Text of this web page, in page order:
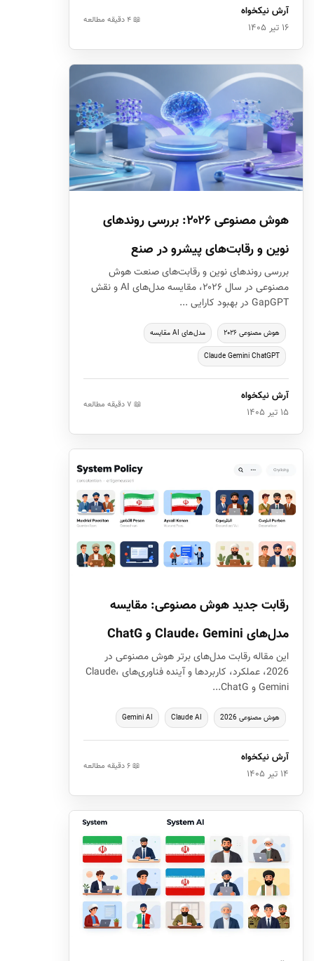
آرش نیکخواه
۱۶ تیر ۱۴۰۵
📖 ۴ دقیقه مطالعه
هوش مصنوعی ۲۰۲۶: بررسی روندهای
نوین و رقابت‌های پیشرو در صنع
بررسی روندهای نوین و رقابت‌های صنعت هوش
مصنوعی در سال ۲۰۲۶، مقایسه مدل‌های AI و نقش
GapGPT در بهبود کارایی ...
هوش مصنوعی ۲۰۲۶ مدل‌های AI مقایسه
Claude Gemini ChatGPT
آرش نیکخواه
۱۵ تیر ۱۴۰۵
📖 ۷ دقیقه مطالعه
رقابت جدید هوش مصنوعی: مقایسه
مدل‌های Claude، Gemini و ChatG
این مقاله رقابت مدل‌های برتر هوش مصنوعی در
2026، عملکرد، کاربردها و آینده فناوری‌های Claude،
Gemini و ChatG...
هوش مصنوعی 2026 Claude AI
Gemini AI
آرش نیکخواه
۱۴ تیر ۱۴۰۵
📖 ۶ دقیقه مطالعه